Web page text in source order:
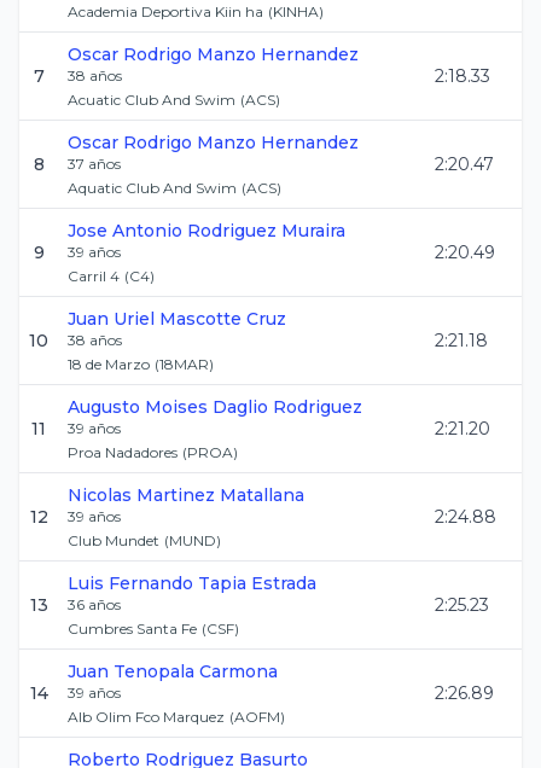
Academia Deportiva Kiin ha (KINHA)
7
Oscar Rodrigo Manzo Hernandez
38 años
Acuatic Club And Swim (ACS)
2:18.33
8
Oscar Rodrigo Manzo Hernandez
37 años
Aquatic Club And Swim (ACS)
2:20.47
9
Jose Antonio Rodriguez Muraira
39 años
Carril 4 (C4)
2:20.49
10
Juan Uriel Mascotte Cruz
38 años
18 de Marzo (18MAR)
2:21.18
11
Augusto Moises Daglio Rodriguez
39 años
Proa Nadadores (PROA)
2:21.20
12
Nicolas Martinez Matallana
39 años
Club Mundet (MUND)
2:24.88
13
Luis Fernando Tapia Estrada
36 años
Cumbres Santa Fe (CSF)
2:25.23
14
Juan Tenopala Carmona
39 años
Alb Olim Fco Marquez (AOFM)
2:26.89
Roberto Rodriguez Basurto